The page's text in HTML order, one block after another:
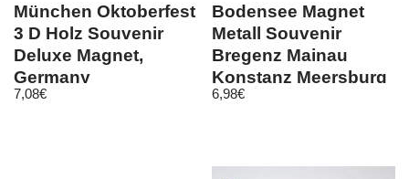
München Oktoberfest
3 D Holz Souvenir
Deluxe Magnet,
Germany
Deutschland, Neu
7,08€
Bodensee Magnet
Metall Souvenir
Bregenz Mainau
Konstanz Meersburg
…
6,98€